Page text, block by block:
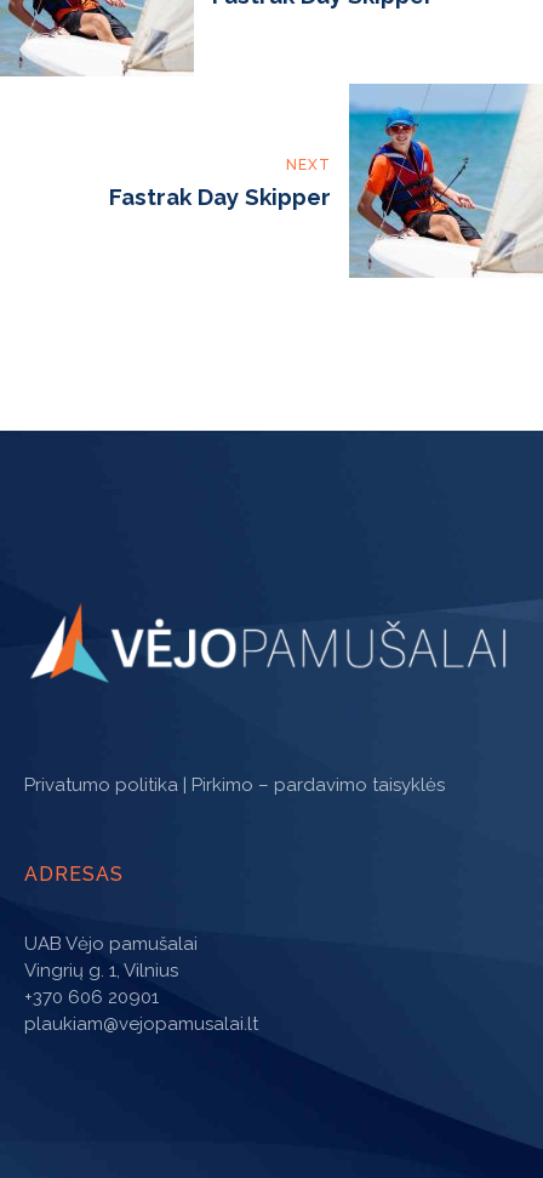
įrašų
NEXT
Fastrak Day Skipper
Privatumo politika | Pirkimo – pardavimo taisyklės
ADRESAS
UAB Vėjo pamušalai
Vingrių g. 1, Vilnius
+370 606 20901
plaukiam@vejopamusalai.lt